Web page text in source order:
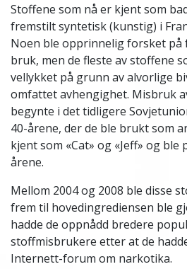
Stoffene som nå er kjent som
fremstilt syntetisk (kunstig) i
Noen ble opprinnelig forsket på
bruk, men de fleste av stoffene
vellykket på grunn av alvorlige
omfattet avhengighet. Misbruk
begynte i det tidligere
40-årene, der de ble brukt som
kjent som «Cat» og «Jeff» og
årene.
Mellom 2004 og 2008 ble disse
frem til hovedingrediensen ble
hadde de oppnådd bredere
stoffmisbrukere etter at de
Internett-forum om narkotika.